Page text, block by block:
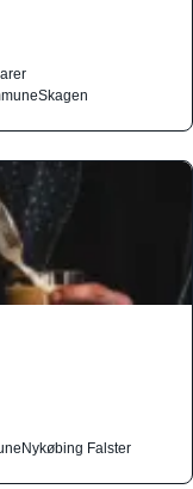
Skagen
Nykøbing Falster